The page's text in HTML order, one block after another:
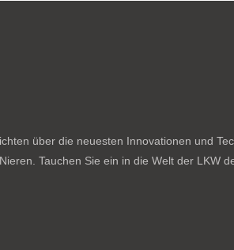
über die neuesten Innovationen und
Tauchen Sie ein in die Welt der LKW